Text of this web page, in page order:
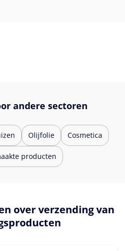
andere sectoren
Olijfolie Cosmetica
producten
over verzending van